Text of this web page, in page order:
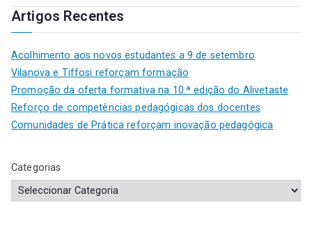
Artigos Recentes
Acolhimento aos novos estudantes a 9 de setembro
Vilanova e Tiffosi reforçam formação
Promoção da oferta formativa na 10.ª edição do Alivetaste
Reforço de competências pedagógicas dos docentes
Comunidades de Prática reforçam inovação pedagógica
Categorias